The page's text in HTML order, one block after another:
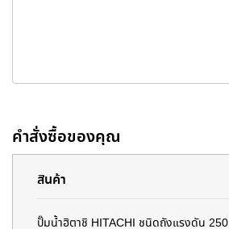
คำสั่งซื้อของคุณ
สินค้า
ปั๊มน้ำฮิตาชิ HITACHI ชนิดถังแรงดัน 250